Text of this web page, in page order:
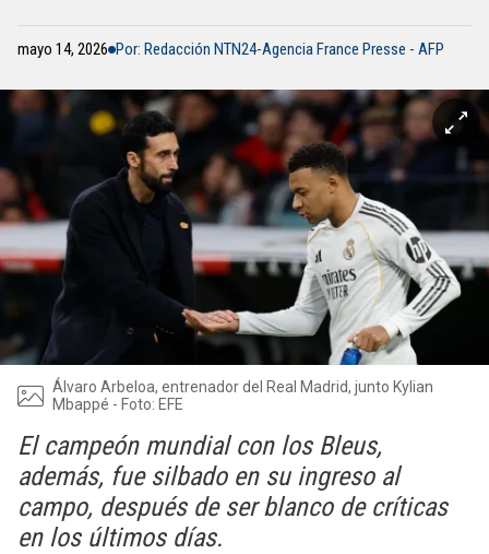
mayo 14, 2026 Por: Redacción NTN24-Agencia France Presse - AFP
Álvaro Arbeloa, entrenador del Real Madrid, junto Kylian
Mbappé - Foto: EFE
El campeón mundial con los Bleus,
además, fue silbado en su ingreso al
campo, después de ser blanco de críticas
en los últimos días.